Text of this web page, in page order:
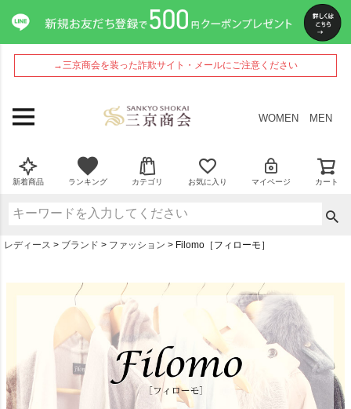
→三京商会を装った詐欺サイト・メールにご注意ください
WOMEN MEN
新着商品 ランキング カテゴリ お気に入り マイページ カート
レディース ブランド ファッション Filomo［フィローモ］